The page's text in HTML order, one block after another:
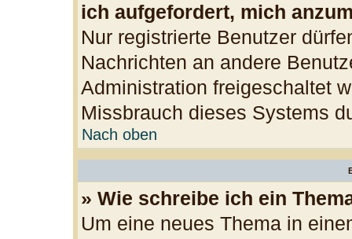
ich aufgefordert, mich
Nur registrierte Benutzer
Nachrichten an andere
Administration freigeschaltet
Missbrauch dieses Systems
Nach oben
» Wie schreibe ich ein
Um eine neues Thema in